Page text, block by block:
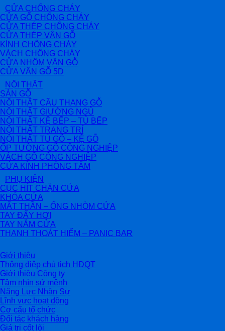
CỬA CHỐNG CHÁY
CỬA GỖ CHỐNG CHÁY
CỬA THÉP CHỐNG CHÁY
CỬA THÉP VÂN GỖ
KÍNH CHỐNG CHÁY
VÁCH CHỐNG CHÁY
CỬA NHÔM VÂN GỖ
CỬA VÂN GỖ 5D
NỘI THẤT
SÀN GỖ
NỘI THẤT CẦU THANG GỖ
NỘI THẤT GIƯỜNG NGỦ
NỘI THẤT KỆ BẾP – TỦ BẾP
NỘI THẤT TRANG TRÍ
NỘI THẤT TỦ GỖ – KỆ GỖ
ỐP TƯỜNG GỖ CÔNG NGHIỆP
VÁCH GỖ CÔNG NGHIỆP
CỬA KÍNH PHÒNG TẮM
PHỤ KIỆN
CỤC HÍT CHẶN CỬA
KHÓA CỬA
MẮT THẦN – ỐNG NHÒM CỬA
TAY ĐẨY HƠI
TAY NẮM CỬA
THANH THOÁT HIỂM – PANIC BAR
Giới thiệu
Thông điệp chủ tịch HĐQT
Giới thiệu Công ty
Tầm nhìn sứ mệnh
Năng Lực Nhân Sự
Lĩnh vực hoạt động
Cơ cấu tổ chức
Đối tác khách hàng
Giá trị cốt lõi